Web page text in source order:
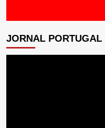
JORNAL PORTUGAL